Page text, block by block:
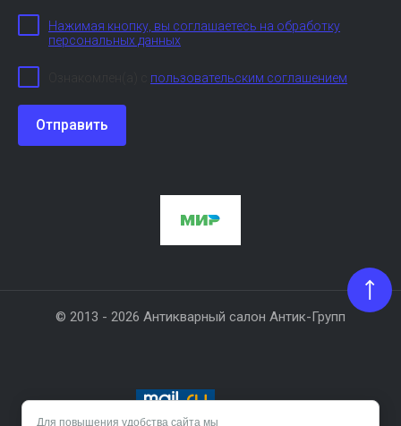
Нажимая кнопку, вы соглашаетесь на обработку
персональных данных
пользовательским соглашением
Отправить
© 2013 - 2026 Антикварный салон Антик-Групп
Для повышения удобства сайта мы